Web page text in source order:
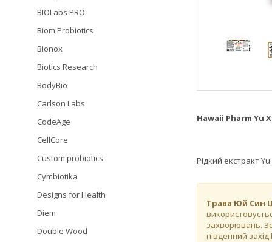
Hawaii Pharm Yu
Рідкий екстракт
Трава Юй Син
захворювань.
південний
BIOLabs PRO
Biom Probiotics
Bionox
Biotics Research
BodyBio
Carlson Labs
CodeAge
CellCore
Custom probiotics
Cymbiotika
Designs for Health
Diem
Double Wood